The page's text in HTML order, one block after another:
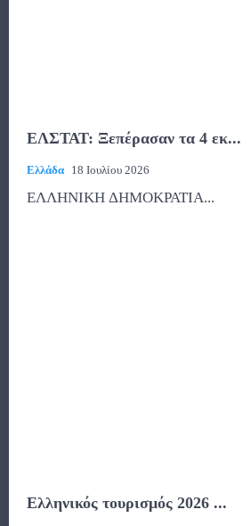
ΕΛΣΤΑΤ: Ξεπέρασαν τα 4 εκ...
Ελλάδα 18 Ιουλίου 2026
ΕΛΛΗΝΙΚΗ ΔΗΜΟΚΡΑΤΙΑ...
Ελληνικός τουρισμός 2026 ...